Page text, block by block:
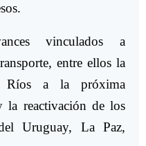
vinculados a
entre ellos la
Ríos a la próxima
reactivación de los
Uruguay, La Paz,